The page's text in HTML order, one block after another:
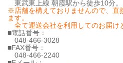
東武東上線 朝霞駅から徒歩10分。
※店舗を構えておりませんので、直
ます。
全て運送会社を利用してのお届け
■電話番号：
048-466-3028
■FAX番号：
048-466-2240